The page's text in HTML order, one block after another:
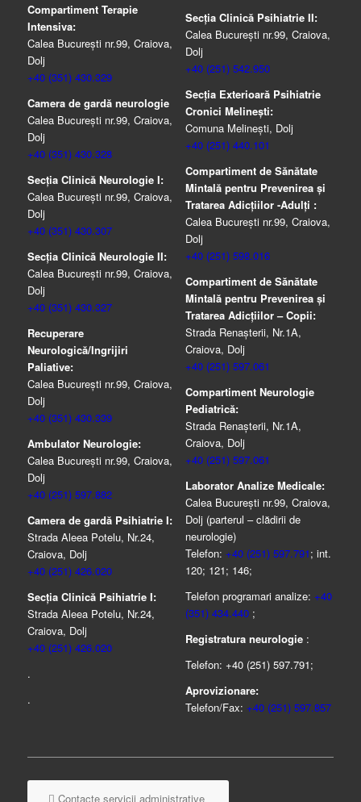
Compartiment Terapie
Intensiva:
Calea București nr.99, Craiova,
Dolj
+40 (351) 430.329
Camera de gardă neurologie
Calea București nr.99, Craiova,
Dolj
+40 (351) 430.328
Secția Clinică Neurologie I:
Calea București nr.99, Craiova,
Dolj
+40 (351) 430.307
Secția Clinică Neurologie II:
Calea București nr.99, Craiova,
Dolj
+40 (351) 430.327
Recuperare
Neurologică/Ingrijiri
Paliative:
Calea București nr.99, Craiova,
Dolj
+40 (351) 430.339
Ambulator Neurologie:
Calea București nr.99, Craiova,
Dolj
+40 (251) 597.882
Camera de gardă Psihiatrie I:
Strada Aleea Potelu, Nr.24,
Craiova, Dolj
+40 (251) 426.020
Secția Clinică Psihiatrie I:
Strada Aleea Potelu, Nr.24,
Craiova, Dolj
+40 (251) 426.020
.
.
Secția Clinică Psihiatrie II:
Calea București nr.99, Craiova,
Dolj
+40 (251) 542.950
Secția Exterioară Psihiatrie
Cronici Melinești:
Comuna Melinești, Dolj
+40 (251) 440.101
Compartiment de Sănătate
Mintală pentru Prevenirea şi
Tratarea Adicţiilor -Adulţi :
Calea București nr.99, Craiova,
Dolj
+40 (251) 598.016
Compartiment de Sănătate
Mintală pentru Prevenirea şi
Tratarea Adicţiilor – Copii:
Strada Renașterii, Nr.1A,
Craiova, Dolj
+40 (251) 597.061
Compartiment Neurologie
Pediatrică:
Strada Renaşterii, Nr.1A,
Craiova, Dolj
+40 (251) 597.061
Laborator Analize Medicale:
Calea București nr.99, Craiova,
Dolj (parterul – clădirii de
neurologie)
Telefon: +40 (251) 597.791; int.
120; 121; 146;
Telefon programari analize: +40
(351) 434.440 ;
Registratura neurologie :
Telefon: +40 (251) 597.791;
Aprovizionare:
Telefon/Fax: +40 (251) 597.857
Contacte servicii administrative